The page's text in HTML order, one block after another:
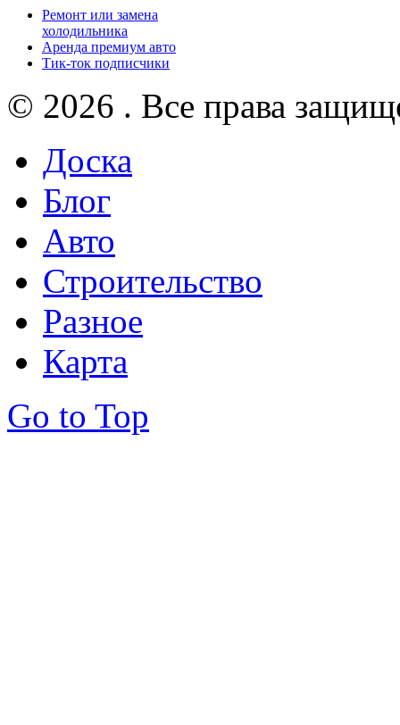
Ремонт или замена
холодильника
Аренда премиум авто
Тик-ток подписчики
© 2026 . Все права
Доска
Блог
Авто
Строительство
Разное
Карта
Go to Top